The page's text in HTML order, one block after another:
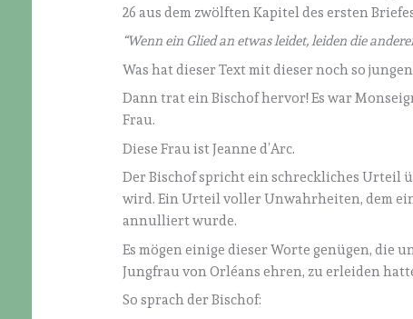
26 aus dem zwölften Kapitel des ersten
“Wenn ein Glied an etwas leidet, leiden die
Was hat dieser Text mit dieser noch so
Dann trat ein Bischof hervor! Es war
Frau.
Diese Frau ist Jeanne d’Arc.
Der Bischof spricht ein schreckliches Urteil
wird. Ein Urteil voller Unwahrheiten, dem
annulliert wurde.
Es mögen einige dieser Worte genügen, die
Jungfrau von Orléans ehren, zu erleiden
So sprach der Bischof: